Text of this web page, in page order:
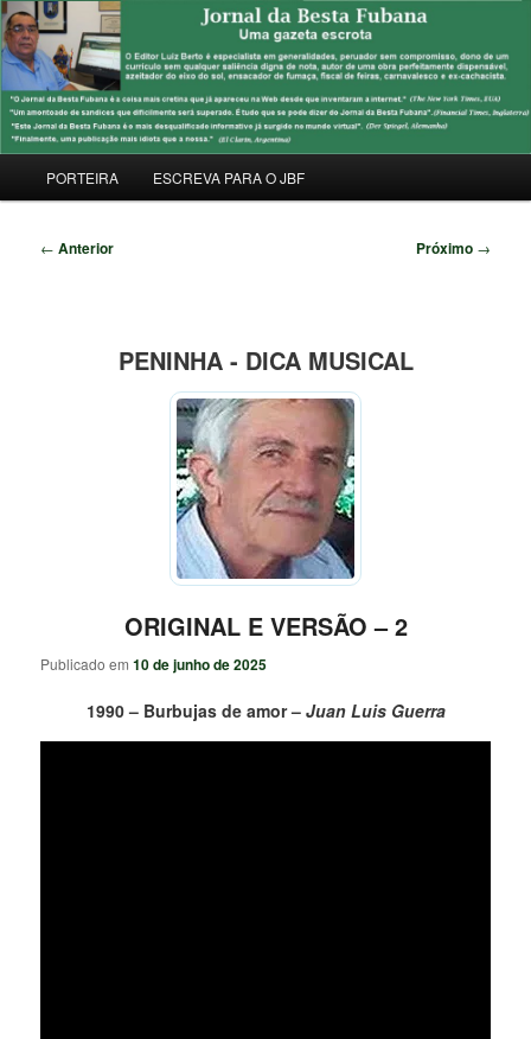
Pular
para
o
conteúdo
principalJORNAL DA BESTA FUBANA
Uma Gazeta Escrota
principal
PORTEIRA ESCREVA PARA O JBF
Navegação
← Anterior Próximo →
PENINHA - DICA MUSICAL
ORIGINAL E VERSÃO – 2
Publicado em10 de junho de 2025
1990 – Burbujas de amor – Juan Luis Guerra